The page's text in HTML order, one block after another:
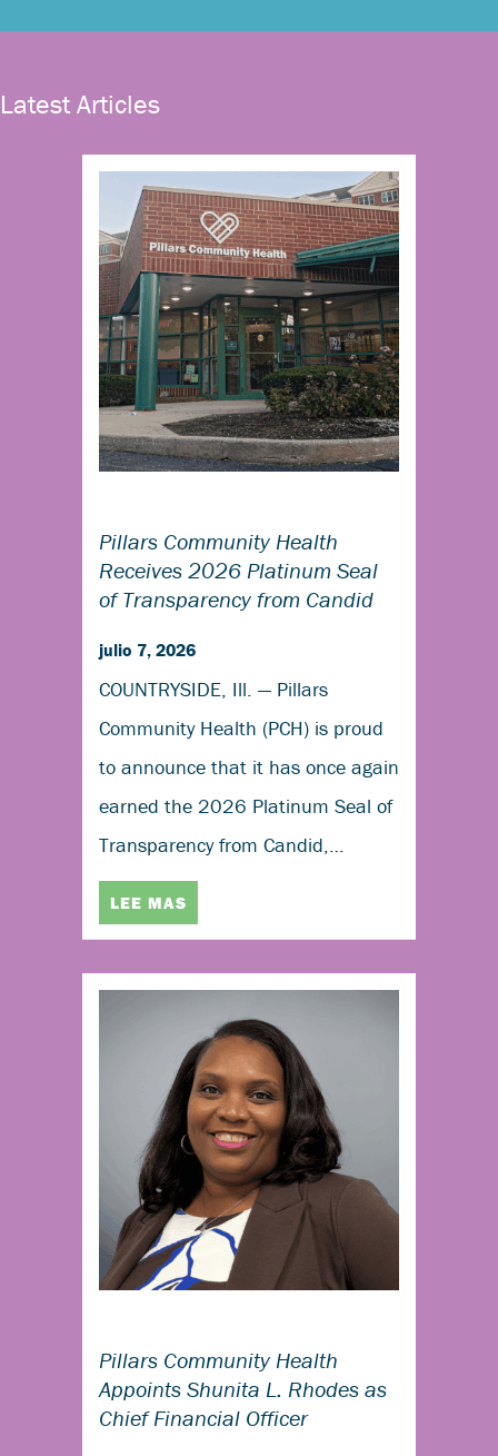
Latest Articles
Pillars Community Health
Receives 2026 Platinum Seal
of Transparency from Candid
julio 7, 2026
COUNTRYSIDE, Ill. — Pillars
Community Health (PCH) is proud
to announce that it has once again
earned the 2026 Platinum Seal of
Transparency from Candid,…
LEE MAS
Pillars Community Health
Appoints Shunita L. Rhodes as
Chief Financial Officer